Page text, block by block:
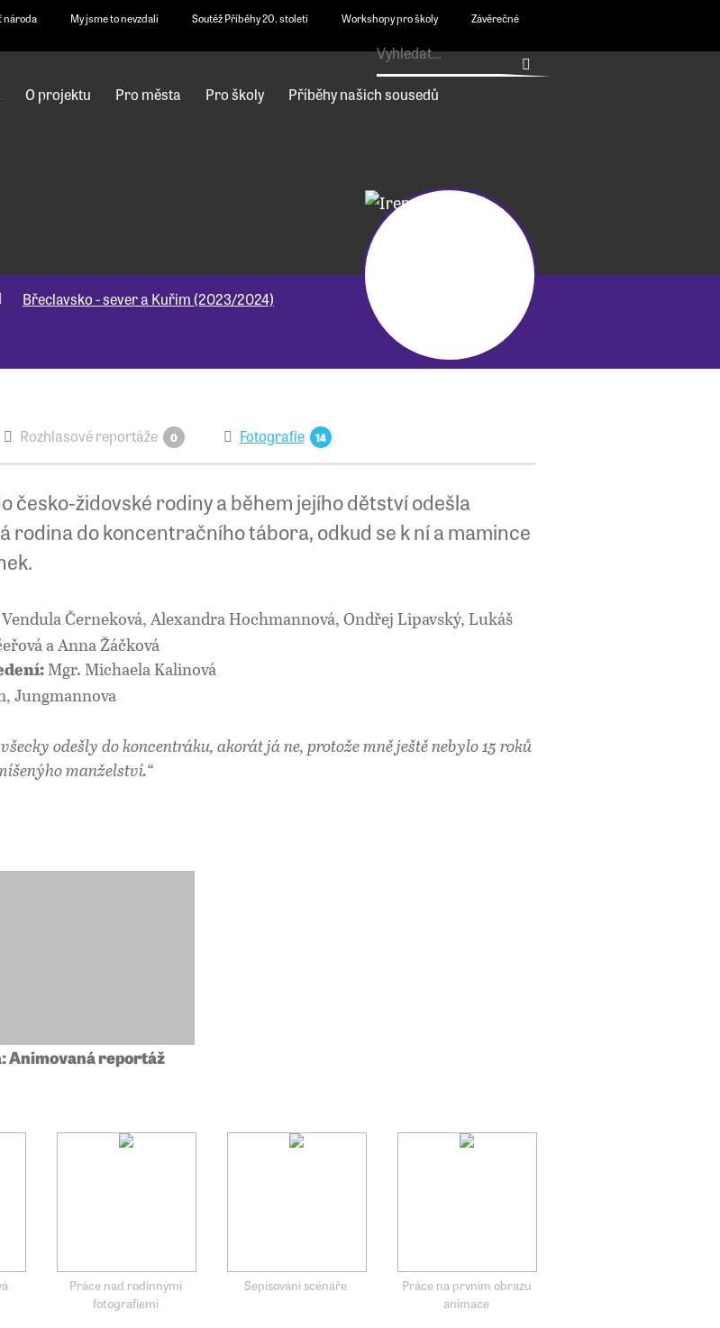
národa My jsme to nevzdali Soutěž Příběhy 20. století Workshopy pro školy
Závěrečné
O projektu Pro města Pro školy Příběhy našich sousedů
Břeclavsko - sever a Kuřim (2023/2024)
Rozhlasové reportáže 0 Fotografie 14
česko-židovské rodiny a během jejího dětství odešla
rodina do koncentračního tábora, odkud se k ní a mamince
Vendula Černeková, Alexandra Hochmannová, Ondřej Lipavský, Lukáš
a Anna Žáčková
Mgr. Michaela Kalinová
Jungmannova
odešly do koncentráku, akorát já ne, protože mně ještě nebylo 15 roků
manželství.“
Animovaná reportáž
Práce nad rodinnými
fotografiemi
Sepisování scénáře
Práce na prvním obrazu
animace